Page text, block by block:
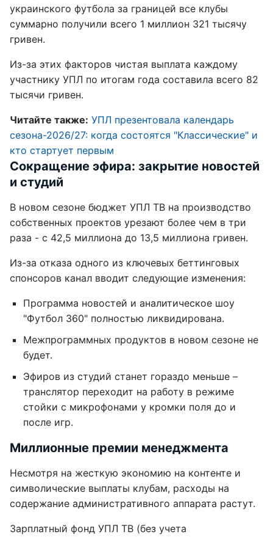
украинского футбола за границей все клубы
суммарно получили всего 1 миллион 321 тысячу
гривен.
Из-за этих факторов чистая выплата каждому
участнику УПЛ по итогам года составила всего 82
тысячи гривен.
Читайте также: УПЛ презентовала календарь
сезона-2026/27: когда состоятся "Классические" и
кто стартует первым
Сокращение эфира: закрытие новостей
и студий
В новом сезоне бюджет УПЛ ТВ на производство
собственных проектов урезают более чем в три
раза - с 42,5 миллиона до 13,5 миллиона гривен.
Из-за отказа одного из ключевых беттинговых
спонсоров канал вводит следующие изменения:
Программа новостей и аналитическое шоу
"Футбол 360" полностью ликвидирована.
Межпрограммных продуктов в новом сезоне не
будет.
Эфиров из студий станет гораздо меньше –
транслятор переходит на работу в режиме
стойки с микрофонами у кромки поля до и
после игр.
Миллионные премии менеджмента
Несмотря на жесткую экономию на контенте и
символические выплаты клубам, расходы на
содержание административного аппарата растут.
Зарплатный фонд УПЛ ТВ (без учета